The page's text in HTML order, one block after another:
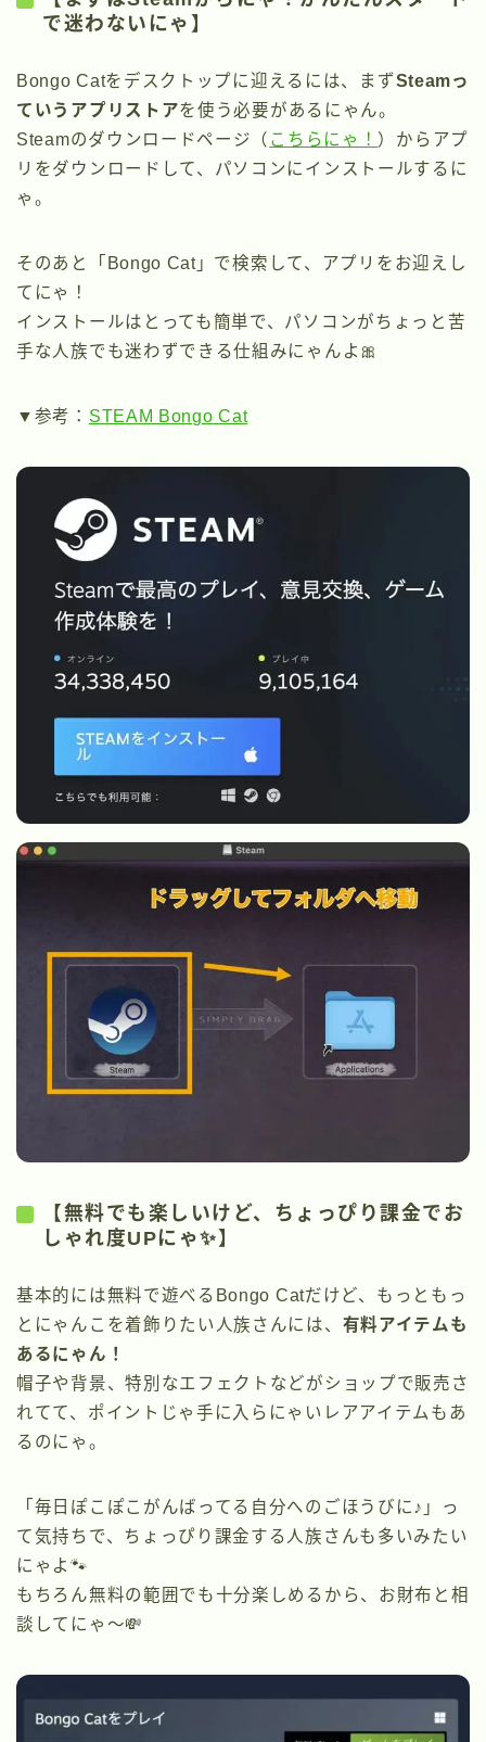
で迷わないにゃ】
Bongo Catをデスクトップに迎えるには、まずSteamっ
ていうアプリストアを使う必要があるにゃん。
Steamのダウンロードページ（ こちらにゃ！ ）からアプ
リをダウンロードして、パソコンにインストールするに
ゃ。
そのあと「Bongo Cat」で検索して、アプリをお迎えし
てにゃ！
インストールはとっても簡単で、パソコンがちょっと苦
手な人族でも迷わずできる仕組みにゃんよ🎀
▼参考： STEAM Bongo Cat
【無料でも楽しいけど、ちょっぴり課金でお
しゃれ度UPにゃ✨】
基本的には無料で遊べるBongo Catだけど、もっともっ
とにゃんこを着飾りたい人族さんには、 有料アイテムも
あるにゃん！
帽子や背景、特別なエフェクトなどがショップで販売さ
れてて、ポイントじゃ手に入らにゃいレアアイテムもあ
るのにゃ。
「毎日ぽこぽこがんばってる自分へのごほうびに♪」っ
て気持ちで、ちょっぴり課金する人族さんも多いみたい
にゃよ🐾
もちろん無料の範囲でも十分楽しめるから、お財布と相
談してにゃ〜💸